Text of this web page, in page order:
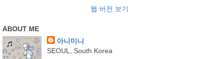
웹 버전 보기
ABOUT ME
아니미니
SEOUL, South Korea